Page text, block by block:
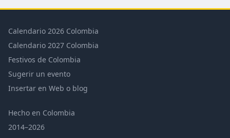
Calendario 2026 Colombia
Calendario 2027 Colombia
Festivos de Colombia
Sugerir un evento
Insertar en Web o blog
Hecho en Colombia
2014–2026